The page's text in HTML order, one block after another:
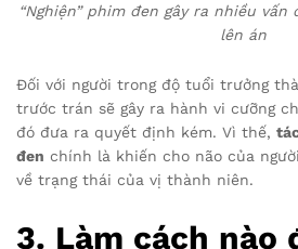
“Nghiện” phim đen gây ra nhiều
lên án
Đối với người trong độ tuổi trưởng
trước trán sẽ gây ra hành vi cưỡng
đó đưa ra quyết định kém. Vì thế,
đen chính là khiến cho não của
về trạng thái của vị thành niên.
3. Làm cách nào